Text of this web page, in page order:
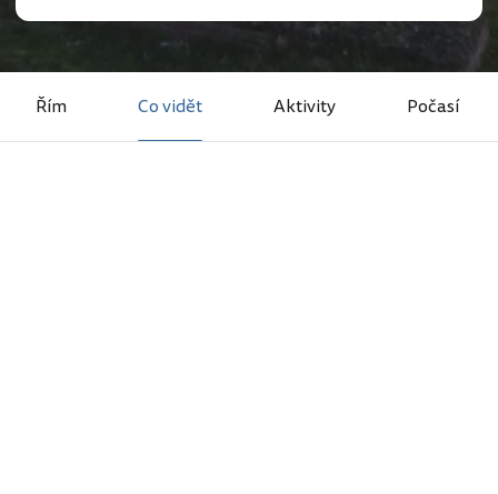
Řím Co vidět Aktivity Počasí